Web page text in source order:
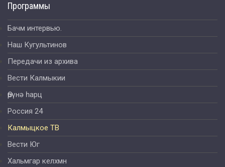
Программы
Бачм интервью.
Наш Кугультинов
Передачи из архива
Вести Калмыкии
Өрүнә һарц
Россия 24
Калмыцкое ТВ
Вести Юг
Хальмгар келхмн